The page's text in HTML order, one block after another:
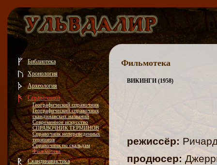
Библиотека
Хронология
Археология
Справочники
Географический справочник
Географический справочник
скандинавских названий
Современное искусство
СПРАВОЧНИК ТЕРМИНОВ
Справочник непереведенных
терминов
Справочник по скальдам
Фильмотека
Скандинавистика
Фильмотека
ВИКИНГИ (1958)
режиссёр:
продюсер: